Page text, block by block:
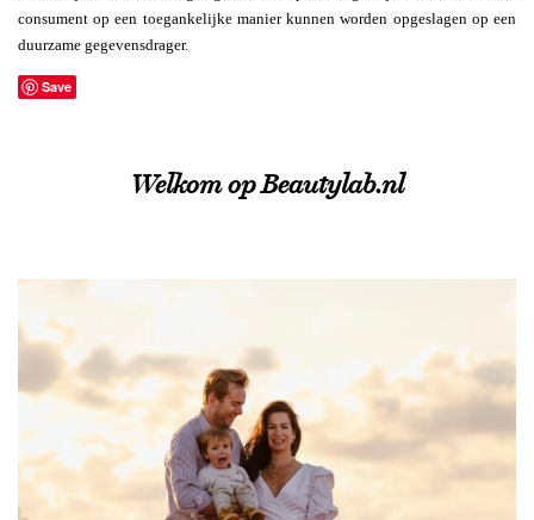
consument op een toegankelijke manier kunnen worden opgeslagen op een
duurzame gegevensdrager.
Save
Welkom op Beautylab.nl